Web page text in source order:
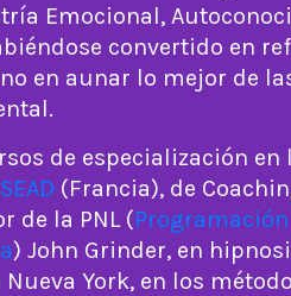
Emocional,
convertido en
en aunar lo mejor de
de especialización en
(Francia), de
de la PNL (Programación
) John Grinder, en
York, en los